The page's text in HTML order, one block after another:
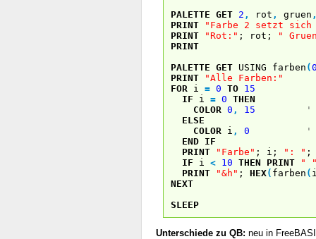
PALETTE GET 2 , rot , gruen
PRINT
"Farbe 2 setzt sich
PRINT
"Rot:" ; rot;
"
PRINT
PALETTE GET USING farben (
PRINT
"Alle Farben:"
FOR i = 0 TO 15
IF i = 0 THEN
COLOR 0 , 15
'
ELSE
COLOR i , 0
'
END IF
PRINT
"Farbe" ; i; ": " ;
IF i < 10 THEN PRINT
"
PRINT
"&h" ; HEX( farben (
NEXT
SLEEP
Unterschiede zu QB: neu in